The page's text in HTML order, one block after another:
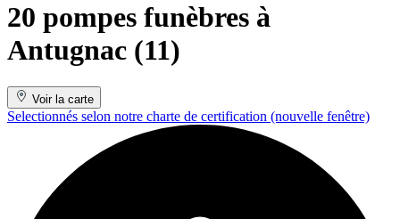
20 pompes funèbres à
Antugnac (11)
Voir la carte
Selectionnés selon notre charte de certification (nouvelle fenêtre)